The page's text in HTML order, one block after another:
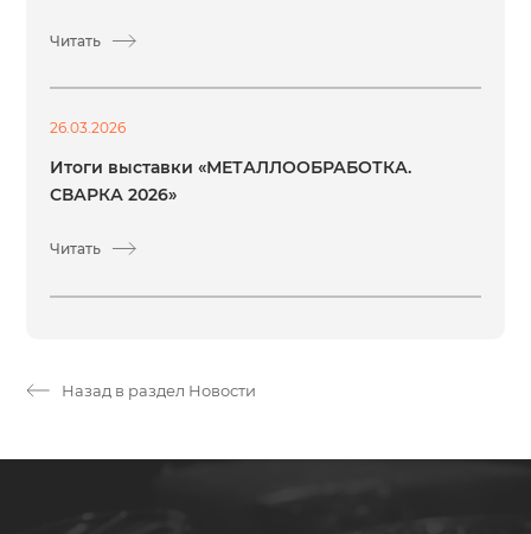
Читать
26.03.2026
Итоги выставки «МЕТАЛЛООБРАБОТКА.
СВАРКА 2026»
Читать
Назад в раздел Новости